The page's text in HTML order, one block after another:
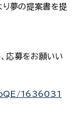
夢の提案書を提
、応募をお願いい
1636031